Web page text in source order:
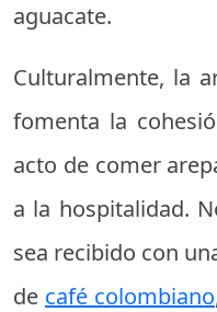
aguacate.
Culturalmente, la
fomenta la
acto de comer
a la hospitalidad.
sea recibido con
de café colombiano